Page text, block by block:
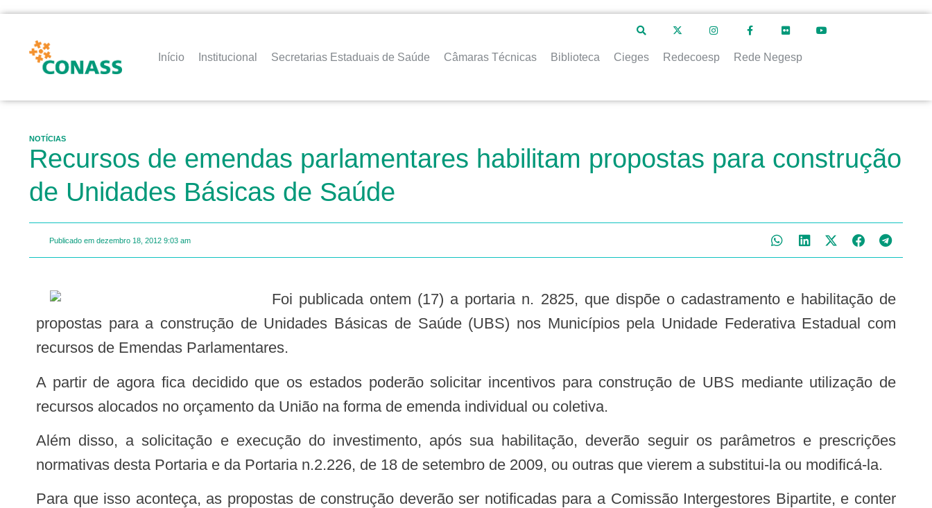
Início Institucional Secretarias Estaduais de Saúde Câmaras Técnicas Biblioteca Cieges Redecoesp Rede Negesp
NOTÍCIAS
Recursos de emendas parlamentares habilitam propostas para construção
de Unidades Básicas de Saúde
Publicado em dezembro 18, 2012 9:03 am
Foi publicada ontem (17) a portaria n. 2825, que dispõe o cadastramento e habilitação de
propostas para a construção de Unidades Básicas de Saúde (UBS) nos Municípios pela Unidade Federativa Estadual com
recursos de Emendas Parlamentares.
A partir de agora fica decidido que os estados poderão solicitar incentivos para construção de UBS mediante utilização de
recursos alocados no orçamento da União na forma de emenda individual ou coletiva.
Além disso, a solicitação e execução do investimento, após sua habilitação, deverão seguir os parâmetros e prescrições
normativas desta Portaria e da Portaria n.2.226, de 18 de setembro de 2009, ou outras que vierem a substitui-la ou modificá-la.
Para que isso aconteça, as propostas de construção deverão ser notificadas para a Comissão Intergestores Bipartite, e conter